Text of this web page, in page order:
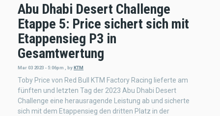
Abu Dhabi Desert Challenge
Etappe 5: Price sichert sich mit
Etappensieg P3 in
Gesamtwertung
Mar 03 2023 - 5:06pm , byKTM
Toby Price von Red Bull KTM Factory Racing lieferte am
fünften und letzten Tag der 2023 Abu Dhabi Desert
Challenge eine herausragende Leistung ab und sicherte
sich mit dem Etappensieg den dritten Platz in der